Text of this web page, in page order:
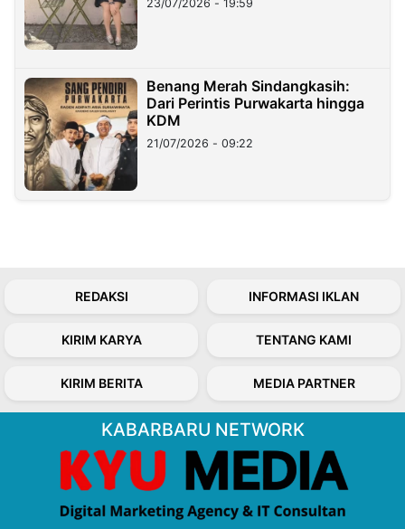
23/07/2026 - 19:59
Benang Merah Sindangkasih:
Dari Perintis Purwakarta hingga
KDM
21/07/2026 - 09:22
REDAKSI INFORMASI IKLAN
KIRIM KARYA TENTANG KAMI
KIRIM BERITA MEDIA PARTNER
KABARBARU NETWORK